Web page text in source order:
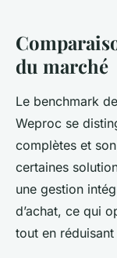
du marché
Le benchmark
Weproc se
complètes et
certaines
une gestion
d’achat, ce qui
tout en